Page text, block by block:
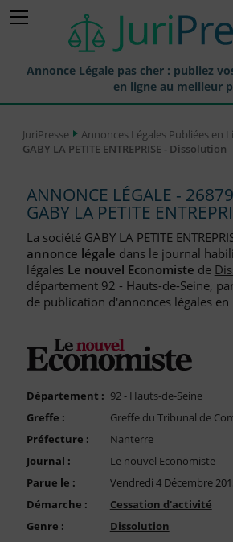
Annonce Légale pas cher : publiez
en ligne au meilleur
Annonces Légales Publiées
Journaux Habilités (JAL) Annonces
Départements pour la Publication
Liste des Greffes
Liste des CCI
FAQ
Nous Contacter
Compte PRO
JuriPresse
Annonces Légales Publiées en
GABY LA PETITE ENTREPRISE - Dissolution
ANNONCE LÉGALE - 26879
GABY LA PETITE
La société GABY LA PETITE
annonce légale dans le journal
légales Le nouvel Economiste de
département 92 - Hauts-de-Seine,
de publication d'annonces légales en
Département : 92 - Hauts-de-Seine
Greffe :
Greffe du Tribunal de
Préfecture :
Nanterre
Journal :
Le nouvel Economiste
Parue le :
Vendredi 4 Décembre
Démarche :
Cessation d'activité
Genre :
Dissolution